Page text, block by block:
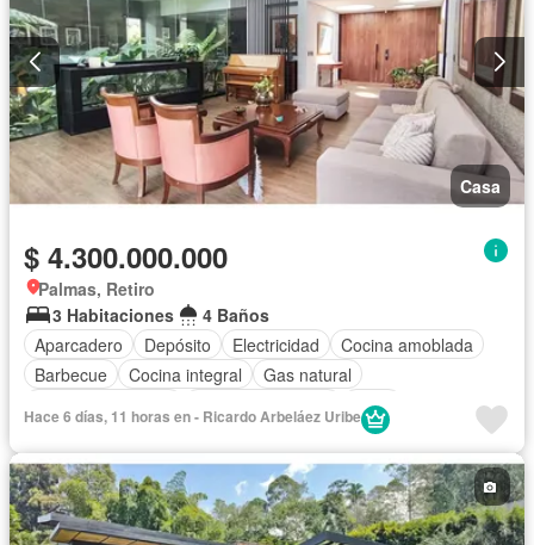
Casa
$ 4.300.000.000
Palmas, Retiro
3 Habitaciones
4 Baños
Aparcadero
Depósito Electricidad
Cocina amoblada
Barbecue
Cocina integral
Gas natural
Agua
Hace 6 días, 11 horas en - Ricardo Arbeláez Uribe